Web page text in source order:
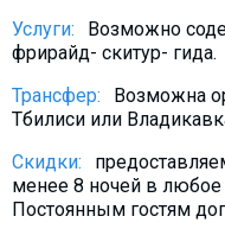
Услуги:
Возможно
фрирайд- скитур- гида.
Трансфер:
Возможна
Тбилиси или
Скидки:
менее 8 ночей в любое
Постоянным гостям